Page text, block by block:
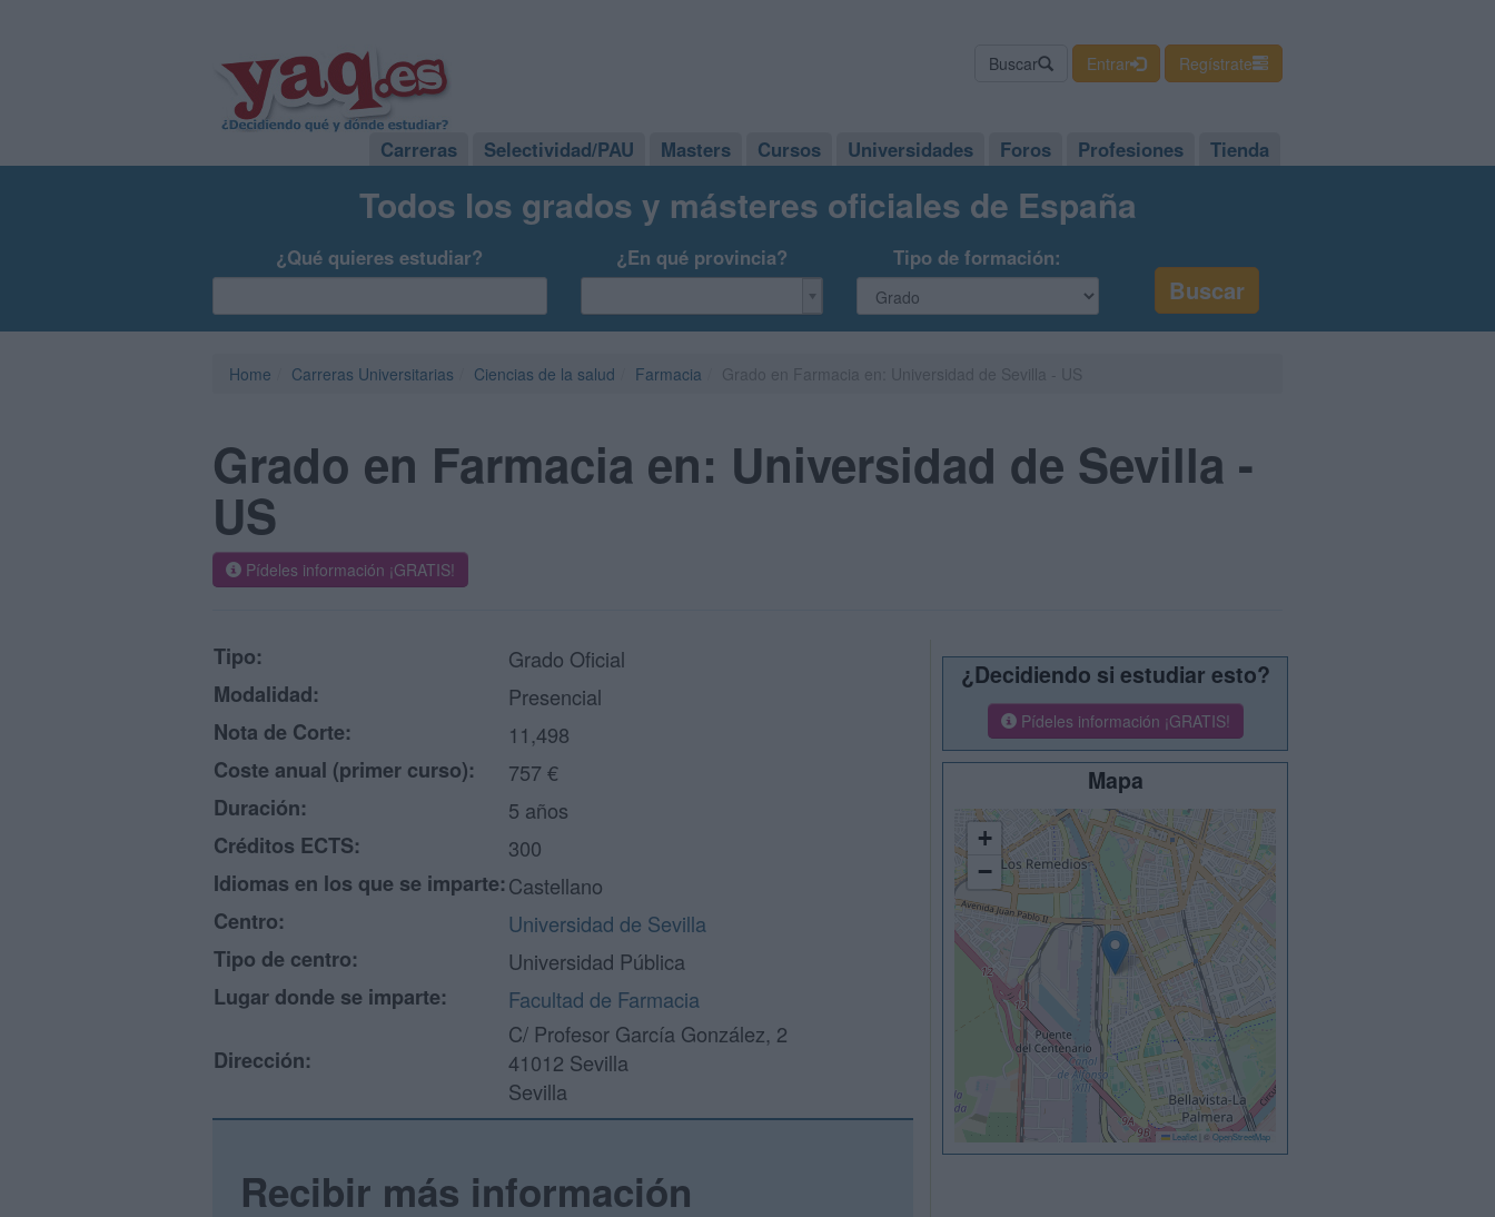
Buscar Entrar Regístrate
Carreras Selectividad/PAU Masters Cursos Universidades Foros Profesiones Tienda
Todos los grados y másteres oficiales de España
¿Qué quieres estudiar? ¿En qué provincia? Tipo de formación:
Home Carreras Universitarias Ciencias de la salud Farmacia
Grado en Farmacia en: Universidad de Sevilla -
US
Pídeles información ¡GRATIS!
Tipo:
Grado Oficial
Modalidad:
Presencial
Nota de Corte:
11,498
Coste anual (primer curso):
757 €
Duración:
5 años
Créditos ECTS:
300
Idiomas en los que se imparte:Castellano
Centro:
Universidad de Sevilla
Tipo de centro:
Universidad Pública
Lugar donde se imparte:
Facultad de Farmacia
Dirección:
C/ Profesor García González, 2
41012 Sevilla
Sevilla
Recibir más información
¿Decidiendo si estudiar esto?
Pídeles información ¡GRATIS!
Mapa
+
−
Leaflet © OpenStreetMap